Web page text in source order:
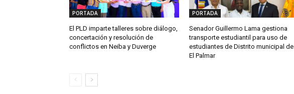
PORTADA
El PLD imparte talleres sobre diálogo,
concertación y resolución de
conflictos en Neiba y Duverge
PORTADA
Senador Guillermo Lama gestiona
transporte estudiantil para uso de
estudiantes de Distrito municipal de
El Palmar